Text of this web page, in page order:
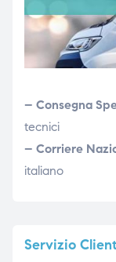
– Consegna
tecnici
– Corriere
italiano
Servizio